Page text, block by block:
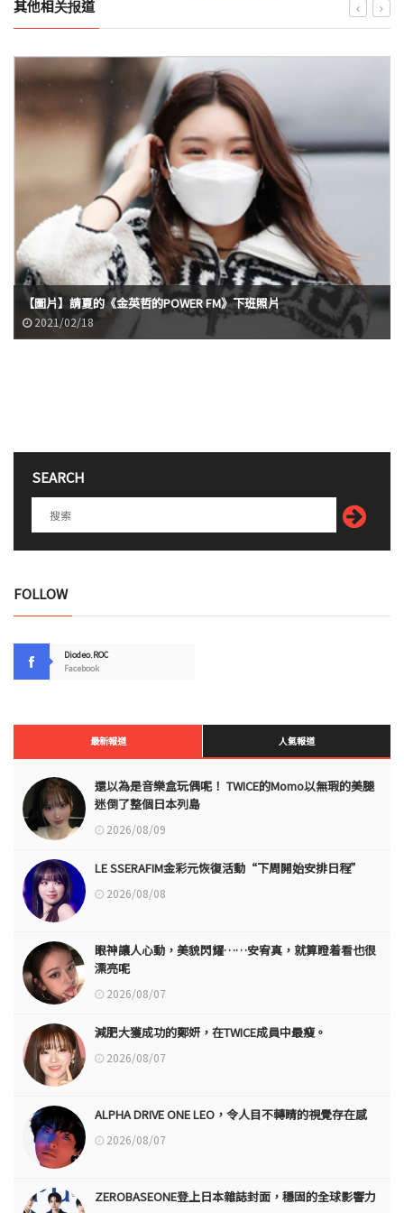
其他相关报道
【圖片】請夏的《金英哲的POWER FM》下班照片
2021/02/18
SEARCH
FOLLOW
Diodeo.ROC
Facebook
最新報道 人氣報道
還以為是音樂盒玩偶呢！ TWICE的Momo以無瑕的美腿
迷倒了整個日本列島
2026/08/09
LE SSERAFIM金彩元恢復活動“下周開始安排日程”
2026/08/08
眼神讓人心動，美貌閃耀……安宥真，就算瞪着看也很
漂亮呢
2026/08/07
減肥大獲成功的鄭妍，在TWICE成員中最瘦。
2026/08/07
ALPHA DRIVE ONE LEO，令人目不轉睛的視覺存在感
2026/08/07
ZEROBASEONE登上日本雜誌封面，穩固的全球影響力